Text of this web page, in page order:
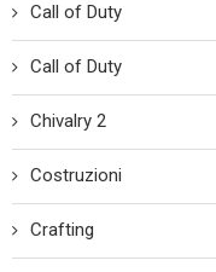
Call of Duty
Call of Duty
Chivalry 2
Costruzioni
Crafting